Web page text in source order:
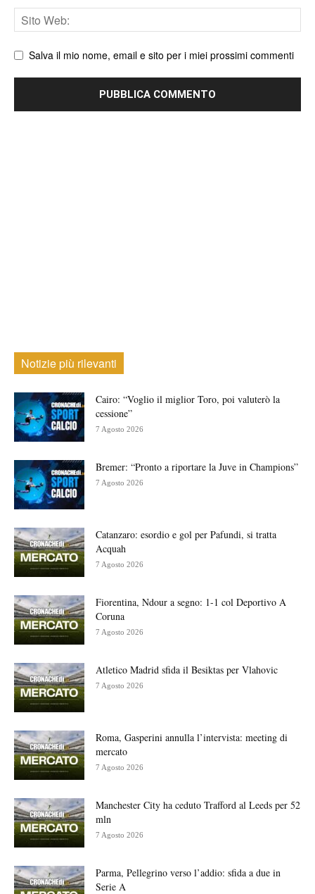
Sito
web
Salva il mio nome, email e sito per i miei prossimi commenti
Notizie più rilevanti
Cairo: “Voglio il miglior Toro, poi valuterò la
cessione”
7 Agosto 2026
Bremer: “Pronto a riportare la Juve in Champions”
7 Agosto 2026
Catanzaro: esordio e gol per Pafundi, si tratta
Acquah
7 Agosto 2026
Fiorentina, Ndour a segno: 1-1 col Deportivo A
Coruna
7 Agosto 2026
Atletico Madrid sfida il Besiktas per Vlahovic
7 Agosto 2026
Roma, Gasperini annulla l’intervista: meeting di
mercato
7 Agosto 2026
Manchester City ha ceduto Trafford al Leeds per 52
mln
7 Agosto 2026
Parma, Pellegrino verso l’addio: sfida a due in
Serie A